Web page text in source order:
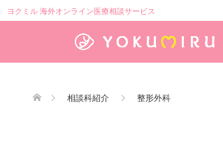
ヨクミル 海外オンライン医療相談サービス
相談科紹介 整形外科